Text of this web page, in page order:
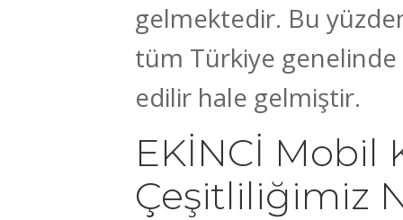
gelmektedir. Bu
tüm Türkiye genelinde
edilir hale gelmiştir.
EKİNCİ Mobil
Çeşitliliğimiz